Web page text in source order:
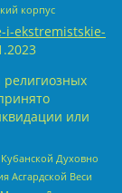
корпус
ekstremistskie-
или
Духовно
Асгардской Веси